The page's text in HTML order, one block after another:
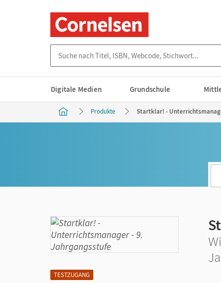
Digitale Medien Grundschule
Produkte Startklar! -
TESTZUGANG